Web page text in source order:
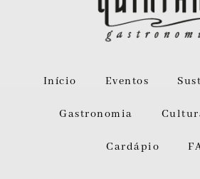
Início Eventos
Gastronomia
Cardápio